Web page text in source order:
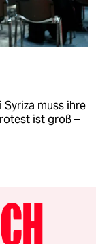
muss ihre
ist groß –